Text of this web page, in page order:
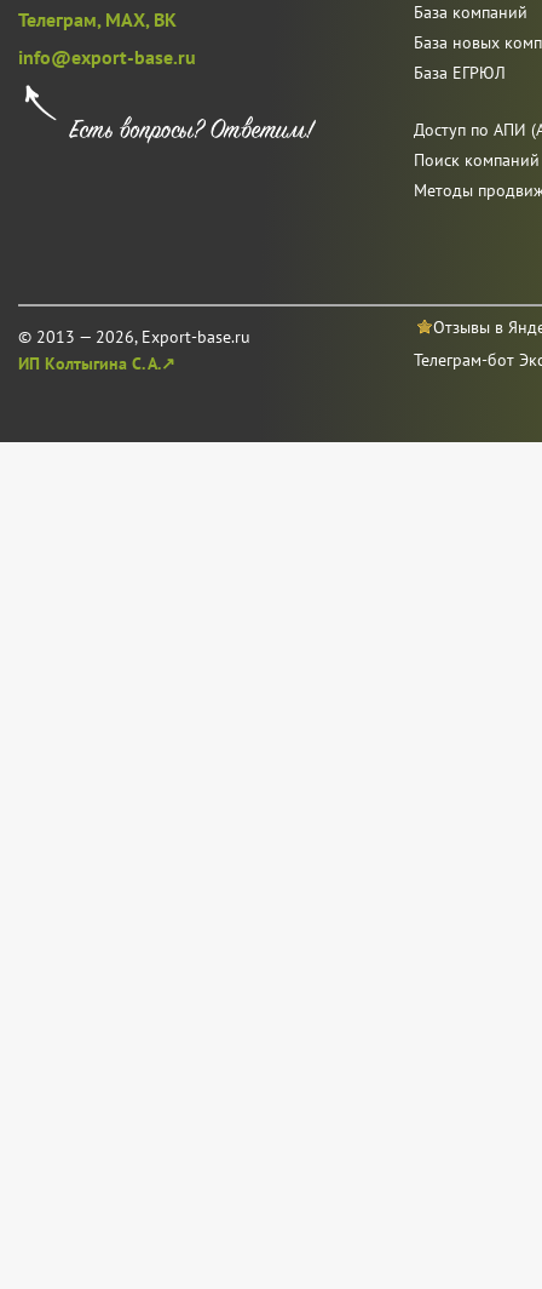
Телеграм, MAX, ВК
info@export-base.ru
© 2013 — 2026, Export-base.ru
ИП Колтыгина С. А.↗
База компаний
База новых
База ЕГРЮЛ
Доступ по АПИ
Поиск
Методы
Отзывы в
Телеграм-бот